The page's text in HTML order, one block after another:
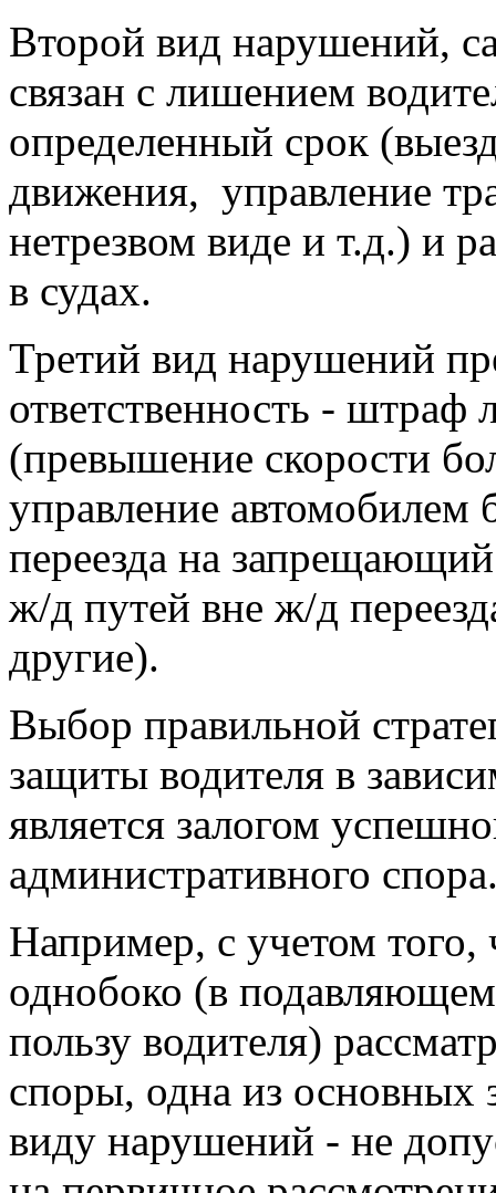
Второй вид нарушений,
связан с лишением
определенный срок
движения, управление
нетрезвом виде и т.д.) и
в судах.
Третий вид нарушений
ответственность - штраф
(превышение скорости
управление автомобилем
переезда на
ж/д путей вне ж/д
другие).
Выбор правильной
защиты водителя в
является залогом
административного
Например, с учетом того,
однобоко (в
пользу водителя)
споры, одна из основных
виду нарушений - не